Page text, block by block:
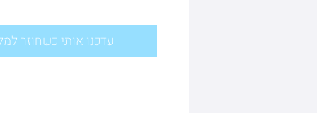
עדכנו אותי כשחוזר